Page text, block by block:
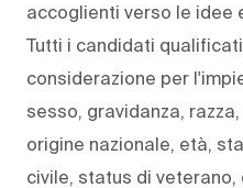
accoglienti verso le idee
Tutti i candidati
considerazione per
sesso, gravidanza,
origine nazionale, età,
civile, status di veterano,